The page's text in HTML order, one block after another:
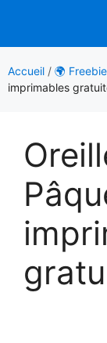
contenu
Accueil / 🌍
imprimables